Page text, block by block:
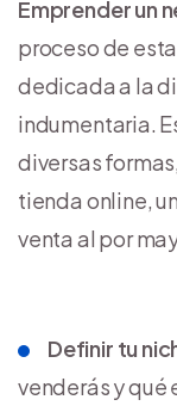
Emprender un
proceso de
dedicada a la
indumentaria.
diversas
tienda online,
venta al por
Definir tu
venderás y qué